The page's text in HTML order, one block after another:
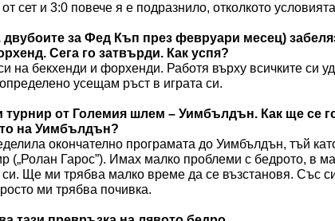
сет и 3:0 повече я е подразнило, отколкото
за Фед Къп през февруари месец)
Сега го затвърди. Как успя?
на бекхенди и форхенди. Работя върху всичките си
усещам ръст в играта си.
от Големия шлем – Уимбълдън. Как ще се
на Уимбълдън?
окончателно програмата до Уимбълдън, тъй
(„Ролан Гарос”). Имах малко проблеми с бедрото, в
си. Ще ми трябва малко време да се възстановя. Със
ми трябва почивка.